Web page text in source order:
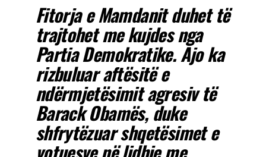
Fitorja e Mamdanit duhet të
trajtohet me kujdes nga
Partia Demokratike. Ajo ka
rizbuluar aftësitë e
ndërmjetësimit agresiv të
Barack Obamës, duke
shfrytëzuar shqetësimet e